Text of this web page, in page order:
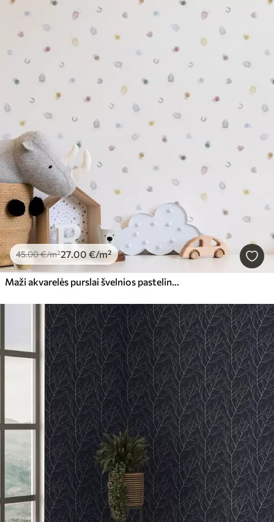
45.00€/m²27.00 €/m²
Maži akvarelės purslai švelnios pastelinės paletės spalvomis